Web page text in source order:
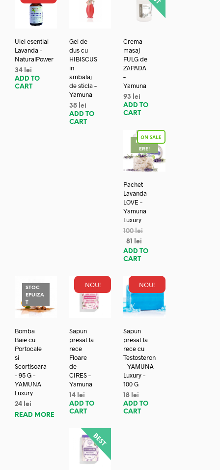
Ulei esential
Lavanda –
NaturalPower
34 lei
ADD TO
CART
Gel de
dus cu
HIBISCUS
in
ambalaj
de sticla –
Yamuna
35 lei
ADD TO
CART
Crema
masaj
FULG de
ZAPADA
–
Yamuna
93
lei
ADD TO
CART
REDUC
ERE!
Pachet
Lavanda
LOVE –
Yamuna
Luxury
100lei
81
lei
ADD TO
CART
STOC
EPUIZA
T
Bomba
Baie cu
Portocale
si
Scortisoara
– 95 G –
YAMUNA
Luxury
24 lei
READ MORE
NOU!
Sapun
presat la
rece
Floare
de
CIRES –
Yamuna
14 lei
ADD TO
CART
NOU!
Sapun
presat la
rece cu
Testosteron
– YAMUNA
Luxury –
100 G
18 lei
ADD TO
CART